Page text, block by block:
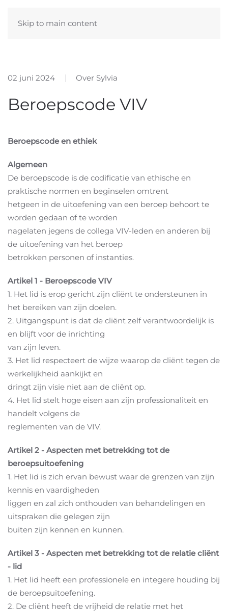
Skip to main content
02 juni 2024 Over Sylvia
Beroepscode VIV
Beroepscode en ethiek
Algemeen
De beroepscode is de codificatie van ethische en
praktische normen en beginselen omtrent
hetgeen in de uitoefening van een beroep behoort te
worden gedaan of te worden
nagelaten jegens de collega VIV-leden en anderen bij
de uitoefening van het beroep
betrokken personen of instanties.
Artikel 1 - Beroepscode VIV
1. Het lid is erop gericht zijn cliënt te ondersteunen in
het bereiken van zijn doelen.
2. Uitgangspunt is dat de cliënt zelf verantwoordelijk is
en blijft voor de inrichting
van zijn leven.
3. Het lid respecteert de wijze waarop de cliënt tegen de
werkelijkheid aankijkt en
dringt zijn visie niet aan de cliënt op.
4. Het lid stelt hoge eisen aan zijn professionaliteit en
handelt volgens de
reglementen van de VIV.
Artikel 2 - Aspecten met betrekking tot de
beroepsuitoefening
1. Het lid is zich ervan bewust waar de grenzen van zijn
kennis en vaardigheden
liggen en zal zich onthouden van behandelingen en
uitspraken die gelegen zijn
buiten zijn kennen en kunnen.
Artikel 3 - Aspecten met betrekking tot de relatie cliënt
- lid
1. Het lid heeft een professionele en integere houding bij
de beroepsuitoefening.
2. De cliënt heeft de vrijheid de relatie met het